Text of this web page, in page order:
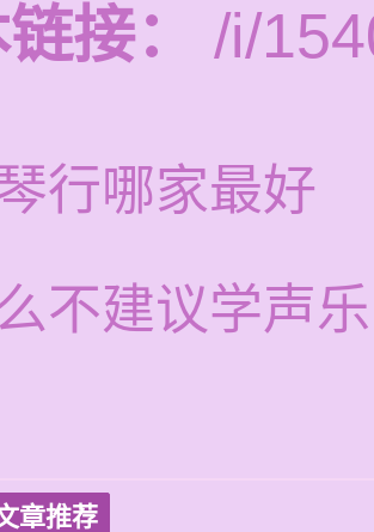
接：
/i/
行哪家最好
不建议学声乐
章推荐